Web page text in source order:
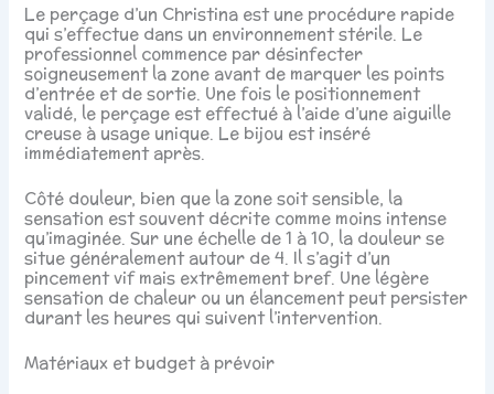
Le perçage d’un Christina est une procédure rapide
qui s’effectue dans un environnement stérile. Le
professionnel commence par désinfecter
soigneusement la zone avant de marquer les points
d’entrée et de sortie. Une fois le positionnement
validé, le perçage est effectué à l’aide d’une aiguille
creuse à usage unique. Le bijou est inséré
immédiatement après.
Côté douleur, bien que la zone soit sensible, la
sensation est souvent décrite comme moins intense
qu’imaginée. Sur une échelle de 1 à 10, la douleur se
situe généralement autour de 4. Il s’agit d’un
pincement vif mais extrêmement bref. Une légère
sensation de chaleur ou un élancement peut persister
durant les heures qui suivent l’intervention.
Matériaux et budget à prévoir